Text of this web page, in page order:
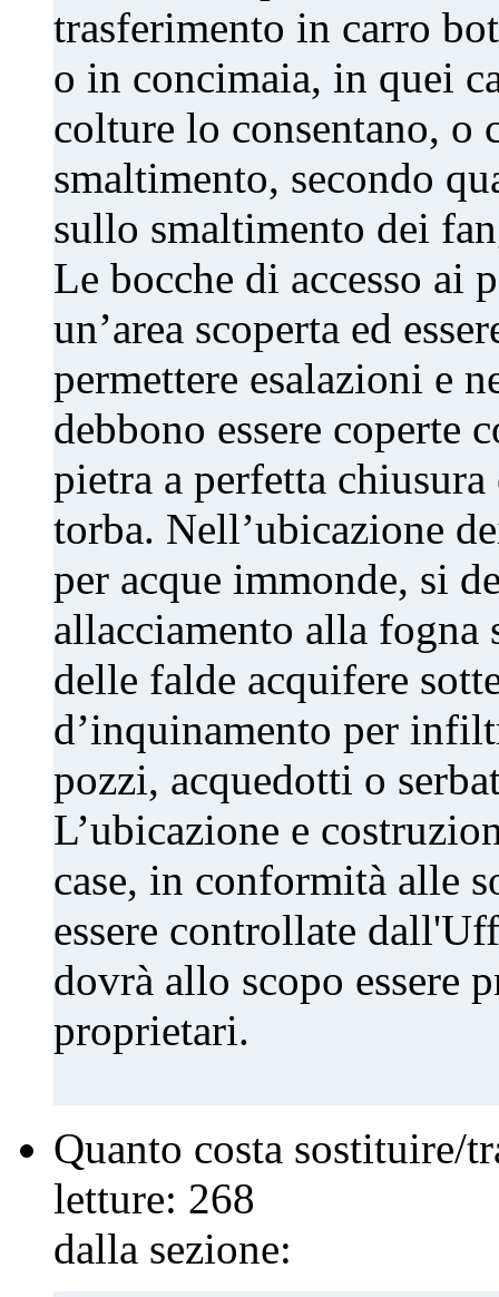
trasferimento in carro
o in concimaia, in quei
colture lo consentano, o
smaltimento, secondo
sullo smaltimento dei
Le bocche di accesso ai
un’area scoperta ed
permettere esalazioni e
debbono essere coperte
pietra a perfetta
torba. Nell’ubicazione
per acque immonde, si
allacciamento alla fogna
delle falde acquifere
d’inquinamento per
pozzi, acquedotti o
L’ubicazione e
case, in conformità alle
essere controllate
dovrà allo scopo essere
proprietari.
Quanto costa sostituire/
letture: 268
dalla sezione: